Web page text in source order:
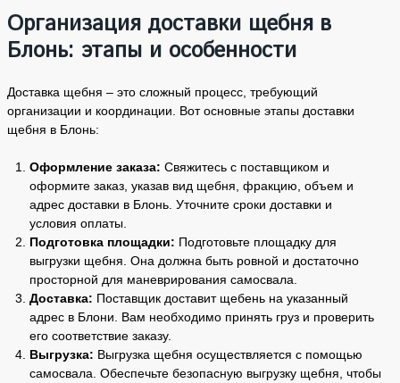
Организация доставки щебня в
Блонь: этапы и особенности
Доставка щебня – это сложный процесс, требующий
организации и координации. Вот основные этапы доставки
щебня в Блонь:
Оформление заказа: Свяжитесь с поставщиком и
оформите заказ, указав вид щебня, фракцию, объем и
адрес доставки в Блонь. Уточните сроки доставки и
условия оплаты.
Подготовка площадки: Подготовьте площадку для
выгрузки щебня. Она должна быть ровной и достаточно
просторной для маневрирования самосвала.
Доставка: Поставщик доставит щебень на указанный
адрес в Блони. Вам необходимо принять груз и проверить
его соответствие заказу.
Выгрузка: Выгрузка щебня осуществляется с помощью
самосвала. Обеспечьте безопасную выгрузку щебня, чтобы